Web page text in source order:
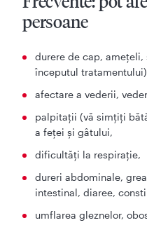
persoane
durere de cap,
începutul
afectare a vederii,
palpitaţii (vă simţiţi
a feţei şi gâtului,
dificultăţi la respiraţie,
dureri abdominale,
intestinal, diaree,
umflarea gleznelor,